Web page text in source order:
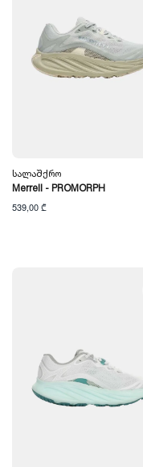
Სალაშქრო
Merrell - PROMORPH
539,00 ₾